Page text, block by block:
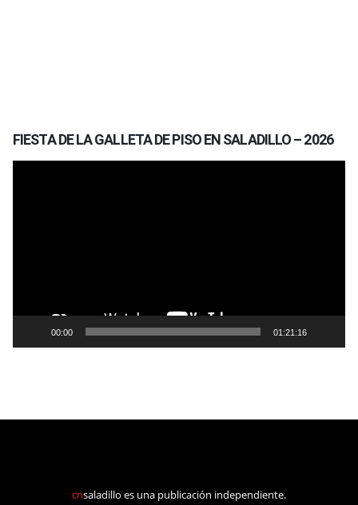
FIESTA DE LA GALLETA DE PISO EN SALADILLO – 2026
00:00 01:21:16
cnsaladillo es una publicación independiente.